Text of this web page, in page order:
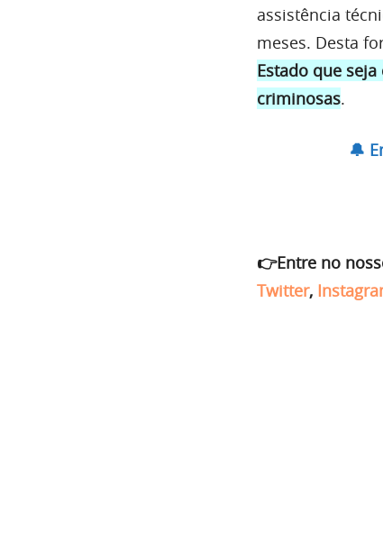
assistência
meses. Desta
Estado que
criminosas.
🔔
👉Entre no
Twitter,